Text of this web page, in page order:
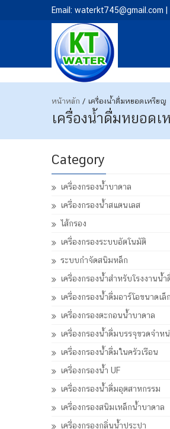
Email:
หน้าหลัก / เครื่องน้ำดื่มหยอดเหรียญ
เครื่องน้ำดื่มหยอดเ
Category
เครื่องกรองน้ำบาดาล
เครื่องกรองน้ำสแตนเลส
ไส้กรอง
เครื่องกรองระบบอัตโนมัติ
ระบบกำจัดสนิมหล็ก
เครื่องกรองน้ำสำหรับโรงงานน้ำ
เครื่องกรองน้ำดื่มอาร์โอขนาดเล็ก
เครื่องกรองตะกอนน้ำบาดาล
เครื่องกรองน้ำดื่มบรรจุขวดจำห
เครื่องกรองน้ำดื่มในครัวเรือน
เครื่องกรองน้ำ UF
เครื่องกรองน้ำดื่มอุตสาหกรรม
เครื่องกรองสนิมเหล็กน้ำบาดาล
เครื่องกรองกลิ่นน้ำประปา